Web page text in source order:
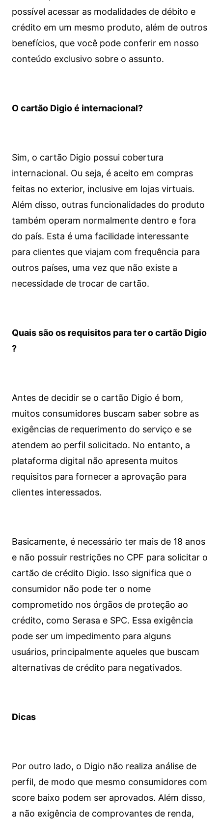
possível acessar as modalidades de débito e
crédito em um mesmo produto, além de outros
benefícios, que você pode conferir em nosso
conteúdo exclusivo sobre o assunto.
O cartão Digio é internacional?
Sim, o cartão Digio possui cobertura
internacional. Ou seja, é aceito em compras
feitas no exterior, inclusive em lojas virtuais.
Além disso, outras funcionalidades do produto
também operam normalmente dentro e fora
do país. Esta é uma facilidade interessante
para clientes que viajam com frequência para
outros países, uma vez que não existe a
necessidade de trocar de cartão.
Quais são os requisitos para ter o cartão Digio
?
Antes de decidir se o cartão Digio é bom,
muitos consumidores buscam saber sobre as
exigências de requerimento do serviço e se
atendem ao perfil solicitado. No entanto, a
plataforma digital não apresenta muitos
requisitos para fornecer a aprovação para
clientes interessados.
Basicamente, é necessário ter mais de 18 anos
e não possuir restrições no CPF para solicitar o
cartão de crédito Digio. Isso significa que o
consumidor não pode ter o nome
comprometido nos órgãos de proteção ao
crédito, como Serasa e SPC. Essa exigência
pode ser um impedimento para alguns
usuários, principalmente aqueles que buscam
alternativas de crédito para negativados.
Dicas
Por outro lado, o Digio não realiza análise de
perfil, de modo que mesmo consumidores com
score baixo podem ser aprovados. Além disso,
a não exigência de comprovantes de renda,